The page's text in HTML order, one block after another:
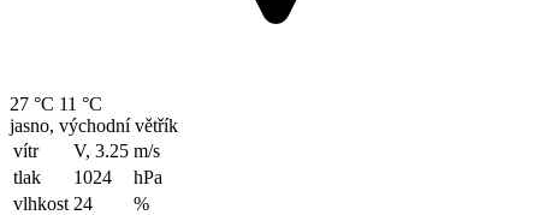
27 °C 11 °C
jasno, východní větřík
vítr
V, 3.25 m/s
tlak
1024
hPa
vlhkost 24
%